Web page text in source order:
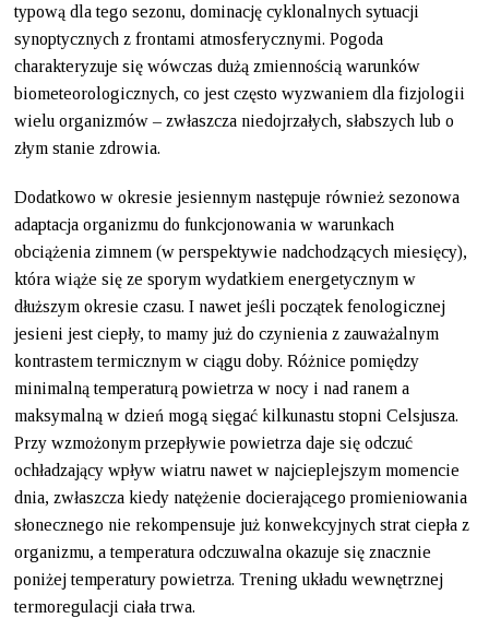
typową dla tego sezonu, dominację cyklonalnych sytuacji
synoptycznych z frontami atmosferycznymi. Pogoda
charakteryzuje się wówczas dużą zmiennością warunków
biometeorologicznych, co jest często wyzwaniem dla fizjologii
wielu organizmów – zwłaszcza niedojrzałych, słabszych lub o
złym stanie zdrowia.
Dodatkowo w okresie jesiennym następuje również sezonowa
adaptacja organizmu do funkcjonowania w warunkach
obciążenia zimnem (w perspektywie nadchodzących miesięcy),
która wiąże się ze sporym wydatkiem energetycznym w
dłuższym okresie czasu. I nawet jeśli początek fenologicznej
jesieni jest ciepły, to mamy już do czynienia z zauważalnym
kontrastem termicznym w ciągu doby. Różnice pomiędzy
minimalną temperaturą powietrza w nocy i nad ranem a
maksymalną w dzień mogą sięgać kilkunastu stopni Celsjusza.
Przy wzmożonym przepływie powietrza daje się odczuć
ochładzający wpływ wiatru nawet w najcieplejszym momencie
dnia, zwłaszcza kiedy natężenie docierającego promieniowania
słonecznego nie rekompensuje już konwekcyjnych strat ciepła z
organizmu, a temperatura odczuwalna okazuje się znacznie
poniżej temperatury powietrza. Trening układu wewnętrznej
termoregulacji ciała trwa.